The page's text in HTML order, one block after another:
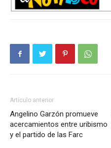
Artículo anterior
Angelino Garzón promueve
acercamientos entre uribismo
y el partido de las Farc